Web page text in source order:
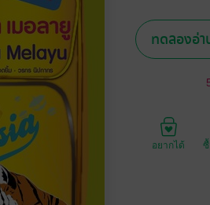
ทดลองอ่า
อยากได้